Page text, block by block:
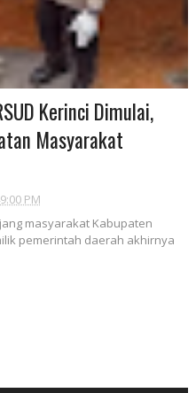
Kerinci Dimulai,
Masyarakat
PM
masyarakat Kabupaten
pemerintah daerah akhirnya